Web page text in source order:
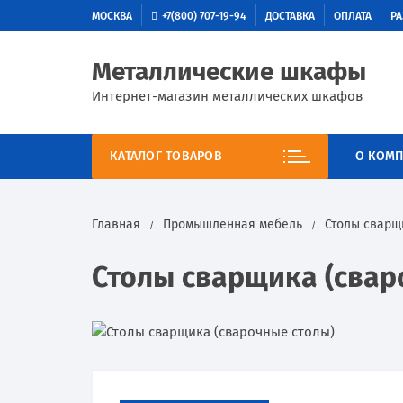
МОСКВА +7(800) 707-19-94 ДОСТАВКА ОПЛАТА
Металлические шкафы
Интернет-магазин металлических шкафов
КАТАЛОГ ТОВАРОВ О
Главная Промышленная мебель Столы
Столы сварщика